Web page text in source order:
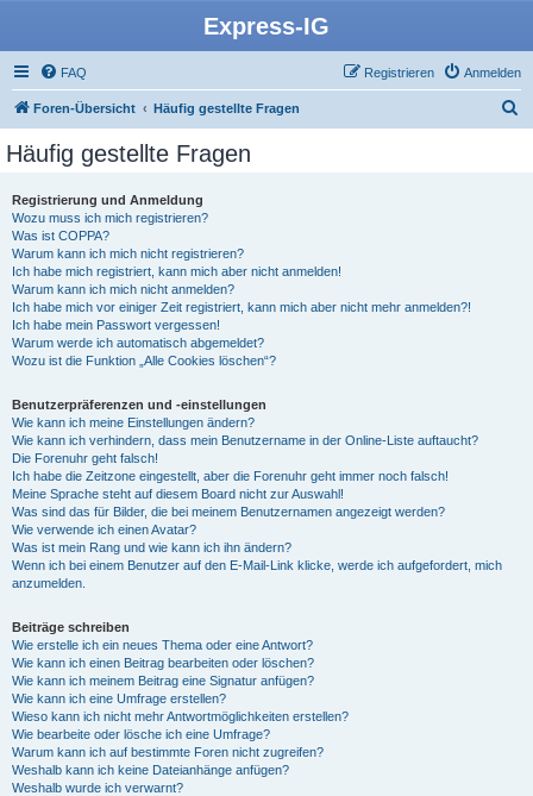
Express-IG
FAQ Anmelden
Registrieren
Foren-Übersicht Häufig gestellte Fragen
Häufig gestellte Fragen
Registrierung und Anmeldung
Wozu muss ich mich registrieren?
Was ist COPPA?
Warum kann ich mich nicht registrieren?
Ich habe mich registriert, kann mich aber nicht anmelden!
Warum kann ich mich nicht anmelden?
Ich habe mich vor einiger Zeit registriert, kann mich aber nicht mehr anmelden?!
Ich habe mein Passwort vergessen!
Warum werde ich automatisch abgemeldet?
Wozu ist die Funktion „Alle Cookies löschen“?
Benutzerpräferenzen und -einstellungen
Wie kann ich meine Einstellungen ändern?
Wie kann ich verhindern, dass mein Benutzername in der Online-Liste auftaucht?
Die Forenuhr geht falsch!
Ich habe die Zeitzone eingestellt, aber die Forenuhr geht immer noch falsch!
Meine Sprache steht auf diesem Board nicht zur Auswahl!
Was sind das für Bilder, die bei meinem Benutzernamen angezeigt werden?
Wie verwende ich einen Avatar?
Was ist mein Rang und wie kann ich ihn ändern?
Wenn ich bei einem Benutzer auf den E-Mail-Link klicke, werde ich aufgefordert, mich
anzumelden.
Beiträge schreiben
Wie erstelle ich ein neues Thema oder eine Antwort?
Wie kann ich einen Beitrag bearbeiten oder löschen?
Wie kann ich meinem Beitrag eine Signatur anfügen?
Wie kann ich eine Umfrage erstellen?
Wieso kann ich nicht mehr Antwortmöglichkeiten erstellen?
Wie bearbeite oder lösche ich eine Umfrage?
Warum kann ich auf bestimmte Foren nicht zugreifen?
Weshalb kann ich keine Dateianhänge anfügen?
Weshalb wurde ich verwarnt?